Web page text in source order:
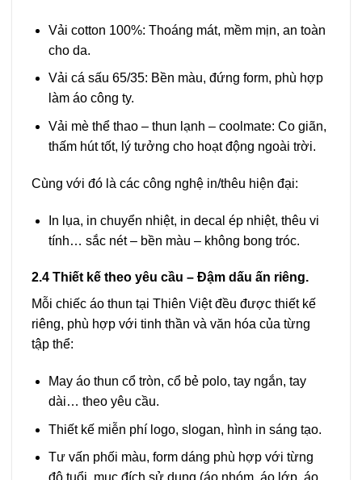
Vải cotton 100%: Thoáng mát, mềm mịn, an toàn
cho da.
Vải cá sấu 65/35: Bền màu, đứng form, phù hợp
làm áo công ty.
Vải mè thể thao – thun lạnh – coolmate: Co giãn,
thấm hút tốt, lý tưởng cho hoạt động ngoài trời.
Cùng với đó là các công nghệ in/thêu hiện đại:
In lụa, in chuyển nhiệt, in decal ép nhiệt, thêu vi
tính… sắc nét – bền màu – không bong tróc.
2.4 Thiết kế theo yêu cầu – Đậm dấu ấn riêng.
Mỗi chiếc áo thun tại Thiên Việt đều được thiết kế
riêng, phù hợp với tinh thần và văn hóa của từng
tập thể:
May áo thun cổ tròn, cổ bẻ polo, tay ngắn, tay
dài… theo yêu cầu.
Thiết kế miễn phí logo, slogan, hình in sáng tạo.
Tư vấn phối màu, form dáng phù hợp với từng